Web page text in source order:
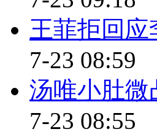
APP，让喂养猫
喂养爱宠的情况
起来看看这款
【解说】人脸
猫脸辨识才特
王菲拒回
7-23 08:59
汤唯小肚微
7-23 08:55